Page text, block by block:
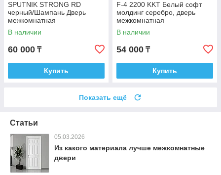
SPUTNIK STRONG RD
черный/Шампань Дверь
межкомнатная
В наличии
60 000 ₸
Купить
F-4 2200 KKT Белый софт
молдинг серебро, дверь
межкомнатная
В наличии
54 000 ₸
Купить
Показать ещё
Статьи
05.03.2026
Из какого материала лучше межкомнатные
двери